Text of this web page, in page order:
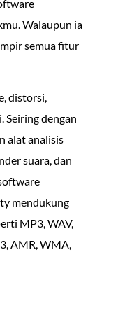
Walaupun ia
semua fitur
distorsi,
Seiring dengan
alat analisis
suara, dan
mendukung
MP3, WAV,
AMR, WMA,